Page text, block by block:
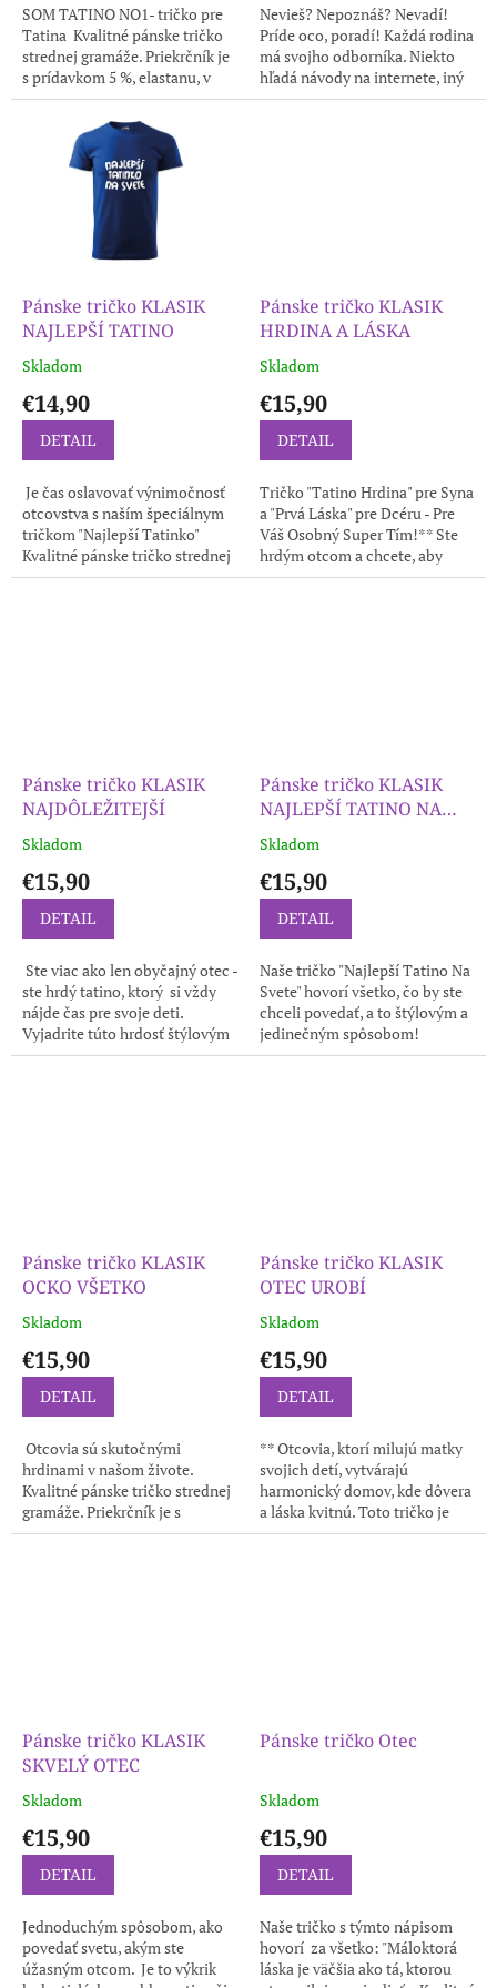
SOM TATINO NO1- tričko pre
Tatina Kvalitné pánske tričko
strednej gramáže. Priekrčník je
s prídavkom 5 %, elastanu, v
ramenách je všitá spevňujúca
ramenná páska....
Nevieš? Nepoznáš? Nevadí!
Príde oco, poradí! Každá rodina
má svojho odborníka. Niekto
hľadá návody na internete, iný
jednoducho zavolá ocovi. Toto
Pánske tričko KLASIK
NAJLEPŠÍ TATINO
Skladom
€14,90
DETAIL
‍ Je čas oslavovať výnimočnosť
otcovstva s naším špeciálnym
tričkom "Najlepší Tatinko"
Kvalitné pánske tričko strednej
gramáže. Priekrčník je s
Pánske tričko KLASIK
HRDINA A LÁSKA
Skladom
€15,90
DETAIL
Tričko "Tatino Hrdina" pre Syna
a "Prvá Láska" pre Dcéru - Pre
Váš Osobný Super Tím!** Ste
hrdým otcom a chcete, aby
vaša dvojica - syn a dcéra -
Pánske tričko KLASIK
NAJDÔLEŽITEJŠÍ
Skladom
€15,90
DETAIL
‍ Ste viac ako len obyčajný otec -
ste hrdý tatino, ktorý si vždy
nájde čas pre svoje deti.
Vyjadrite túto hrdosť štýlovým
spôsobom s naším jedinečným
Pánske tričko KLASIK
NAJLEPŠÍ TATINO NA
SVETE
Skladom
€15,90
DETAIL
Naše tričko "Najlepší Tatino Na
Svete" hovorí všetko, čo by ste
chceli povedať, a to štýlovým a
jedinečným spôsobom!
Kvalitné pánske tričko strednej
Pánske tričko KLASIK
OCKO VŠETKO
Skladom
€15,90
DETAIL
‍‍ Otcovia sú skutočnými
hrdinami v našom živote.
Kvalitné pánske tričko strednej
gramáže. Priekrčník je s
prídavkom 5 %, elastanu, v
Pánske tričko KLASIK
OTEC UROBÍ
Skladom
€15,90
DETAIL
‍‍‍** Otcovia, ktorí milujú matky
svojich detí, vytvárajú
harmonický domov, kde dôvera
a láska kvitnú. Toto tričko je
originálnym darčekom, ktorý
Pánske tričko KLASIK
SKVELÝ OTEC
Skladom
€15,90
DETAIL
Jednoduchým spôsobom, ako
povedať svetu, akým ste
úžasným otcom. Je to výkrik
Pánske tričko Otec
Skladom
€15,90
DETAIL
Naše tričko s týmto nápisom
hovorí za všetko: "Máloktorá
láska je väčšia ako tá, ktorou